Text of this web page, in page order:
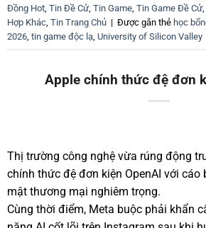
Đồng Hot Tin Đề Cử, Tin Game Tin Game Đề Cử,
Hợp Khác Tin Trang Chủ | Được gắn thẻ học
2026 tin game độc lạ University of Silicon Valley
Apple chính thức đệ đơn
Thị trường công nghệ vừa rúng động
chính thức đệ đơn kiện OpenAI với cáo
mật thương mại nghiêm trọng.
Cùng thời điểm, Meta buộc phải khẩn